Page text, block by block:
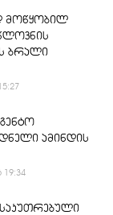
მოწყობილ
ბრალი
ამინდის
19:34